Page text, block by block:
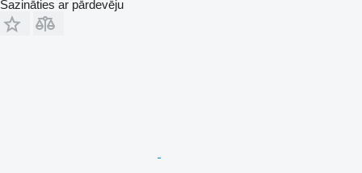
Sazināties ar pārdevēju